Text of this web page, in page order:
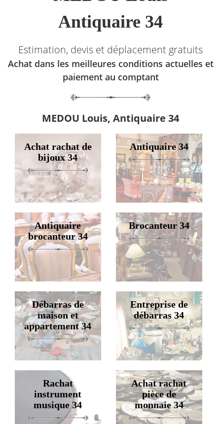
Antiquaire 34
Estimation, devis et déplacement gratuits
Achat dans les meilleures conditions actuelles et
paiement au comptant
MEDOU Louis, Antiquaire 34
Achat rachat de
bijoux 34
Antiquaire 34
Antiquaire
brocanteur 34
Brocanteur 34
Débarras de
maison et
appartement 34
Entreprise de
débarras 34
Rachat
instrument
musique 34
Achat rachat
pièce de
monnaie 34